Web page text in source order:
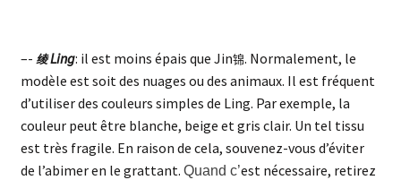
–- 绫Ling: il est moins épais que Jin锦. Normalement, le
modèle est soit des nuages ou des animaux. Il est fréquent
d’utiliser des couleurs simples de Ling. Par exemple, la
couleur peut être blanche, beige et gris clair. Un tel tissu
est très fragile. En raison de cela, souvenez-vous d’éviter
de l’abimer en le grattant. Quand c’est nécessaire, retirez